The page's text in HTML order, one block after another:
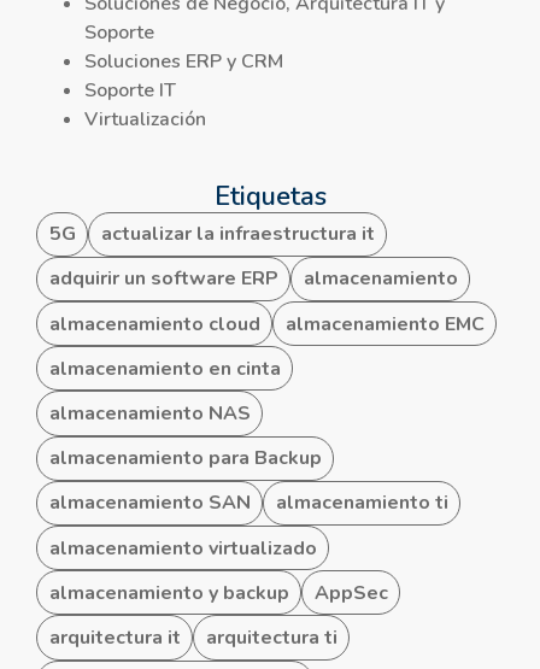
Soporte
Soluciones ERP y CRM
Soporte IT
Virtualización
Etiquetas
5G
actualizar la infraestructura it
adquirir un software ERP
almacenamiento
almacenamiento cloud
almacenamiento EMC
almacenamiento en cinta
almacenamiento NAS
almacenamiento para Backup
almacenamiento SAN
almacenamiento ti
almacenamiento virtualizado
almacenamiento y backup
AppSec
arquitectura it
arquitectura ti